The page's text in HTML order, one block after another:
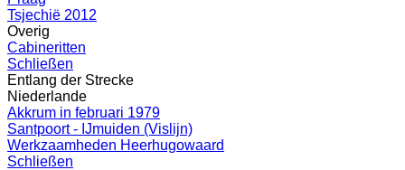
Tsjechië 2012
Overig
Cabineritten
Schließen
Entlang der Strecke
Niederlande
Akkrum in februari 1979
Santpoort - IJmuiden (Vislijn)
Werkzaamheden Heerhugowaard
Schließen